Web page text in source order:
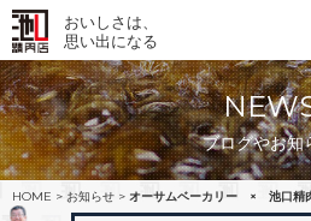
おいしさは、
思い出になる
ブログやお知
HOME > お知らせ > オーサムベーカリー × 池口精